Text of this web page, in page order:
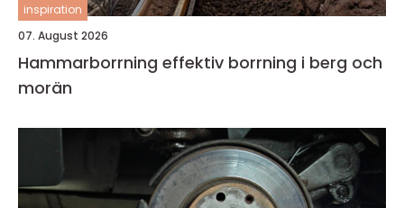
inspiration
07. August 2026
Hammarborrning effektiv borrning i berg och
morän